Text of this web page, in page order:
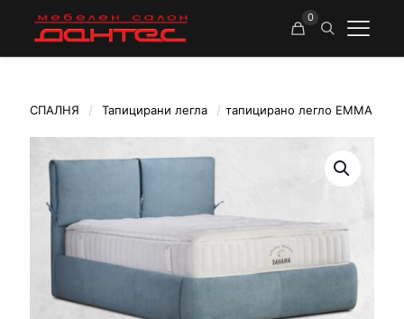
0
СПАЛНЯ / Тапицирани легла / тапицирано легло EMMA